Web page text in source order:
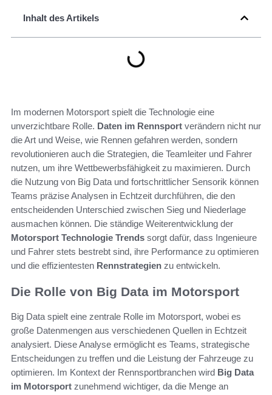
Inhalt des Artikels
Im modernen Motorsport spielt die Technologie eine
unverzichtbare Rolle. Daten im Rennsport verändern nicht nur
die Art und Weise, wie Rennen gefahren werden, sondern
revolutionieren auch die Strategien, die Teamleiter und Fahrer
nutzen, um ihre Wettbewerbsfähigkeit zu maximieren. Durch
die Nutzung von Big Data und fortschrittlicher Sensorik können
Teams präzise Analysen in Echtzeit durchführen, die den
entscheidenden Unterschied zwischen Sieg und Niederlage
ausmachen können. Die ständige Weiterentwicklung der
Motorsport Technologie Trends sorgt dafür, dass Ingenieure
und Fahrer stets bestrebt sind, ihre Performance zu optimieren
und die effizientesten Rennstrategien zu entwickeln.
Die Rolle von Big Data im Motorsport
Big Data spielt eine zentrale Rolle im Motorsport, wobei es
große Datenmengen aus verschiedenen Quellen in Echtzeit
analysiert. Diese Analyse ermöglicht es Teams, strategische
Entscheidungen zu treffen und die Leistung der Fahrzeuge zu
optimieren. Im Kontext der Rennsportbranchen wird Big Data
im Motorsport zunehmend wichtiger, da die Menge an